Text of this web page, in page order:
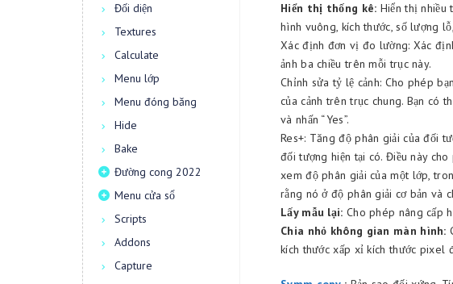
Đối diện
Textures
Calculate
Menu lớp
Menu đóng băng
Hide
Bake
Đường cong 2022
Menu cửa sổ
Scripts
Addons
Capture
Hiển thị thống kê: Hiển thị nhiều
hình vuông, kích thước, số lượng
Xác định đơn vị đo lường: Xác
ảnh ba chiều trên mỗi trục này.
Chỉnh sửa tỷ lệ cảnh: Cho phép
của cảnh trên trục chung. Bạn có
và nhấn “Yes”.
Res+: Tăng độ phân giải của đối
đối tượng hiện tại có. Điều này
xem độ phân giải của một lớp,
rằng nó ở độ phân giải cơ bản và
Lấy mẫu lại: Cho phép nâng cấp
Chia nhỏ không gian màn hình:
kích thước xấp xỉ kích thước pixel